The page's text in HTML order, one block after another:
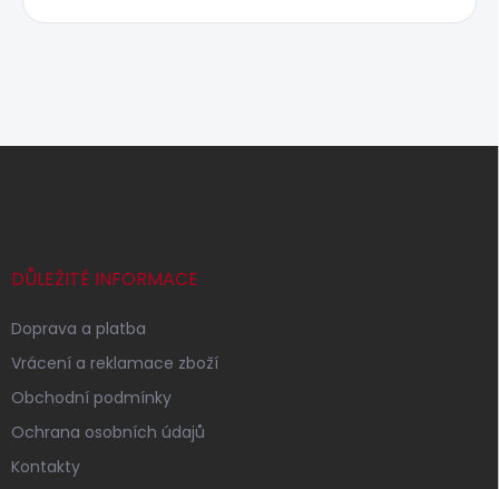
Z
DŮLEŽITÉ INFORMACE
Doprava a platba
Vrácení a reklamace zboží
Obchodní podmínky
Ochrana osobních údajů
Kontakty